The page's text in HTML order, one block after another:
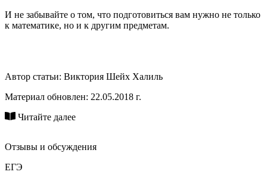
И не забывайте о том, что подготовиться вам нужно не только
к математике, но и к другим предметам.
Автор статьи: Виктория Шейх Халиль
Материал обновлен: 22.05.2018 г.
Читайте далее
Отзывы и обсуждения
ЕГЭ